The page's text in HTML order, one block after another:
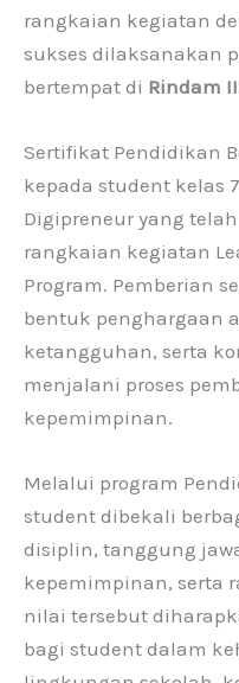
rangkaian kegiatan
sukses dilaksanakan
bertempat di Rindam
Sertifikat Pendidikan
kepada student kelas
Digipreneur yang
rangkaian kegiatan
Program. Pemberian
bentuk penghargaan
ketangguhan, serta
menjalani proses
kepemimpinan.
Melalui program
student dibekali
disiplin, tanggung
kepemimpinan, serta
nilai tersebut
bagi student dalam